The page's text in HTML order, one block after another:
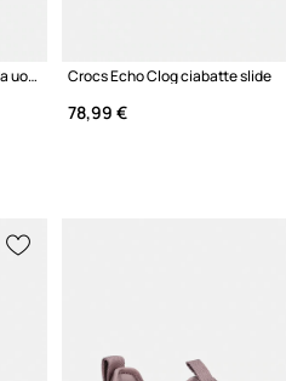
Crocs Classic Islander ciabatte slide da uomo Crocs Echo Clog ciabatte slide
78,99 €